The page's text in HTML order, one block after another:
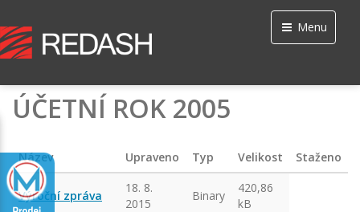
Menu
ÚČETNÍ ROK 2005
Název Upraveno Typ Velikost Staženo
Výroční zpráva
18. 8.
2015
Binary
420,86
kB